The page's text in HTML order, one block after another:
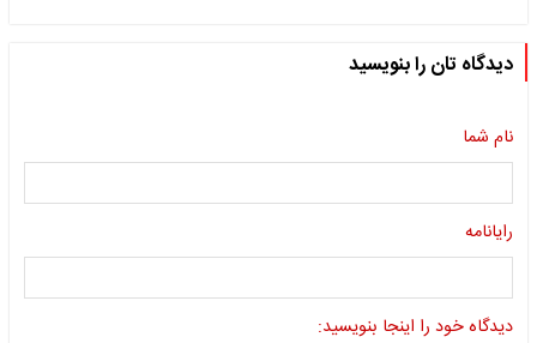
دیدگاه تان را بنویسید
نام شما
رایانامه
دیدگاه خود را اینجا بنویسید: